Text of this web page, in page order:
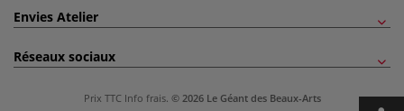
Envies Atelier
Réseaux sociaux
Prix TTC Info frais. © 2026 Le Géant des Beaux-Arts